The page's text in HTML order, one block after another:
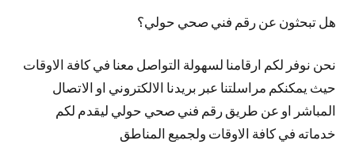
هل تبحثون عن رقم فني صحي حولي؟
نحن نوفر لكم ارقامنا لسهولة التواصل معنا في كافة الاوقات
حيث يمكنكم مراسلتنا عبر بريدنا الالكتروني او الاتصال
المباشر او عن طريق رقم فني صحي حولي ليقدم لكم
خدماته في كافة الاوقات ولجميع المناطق